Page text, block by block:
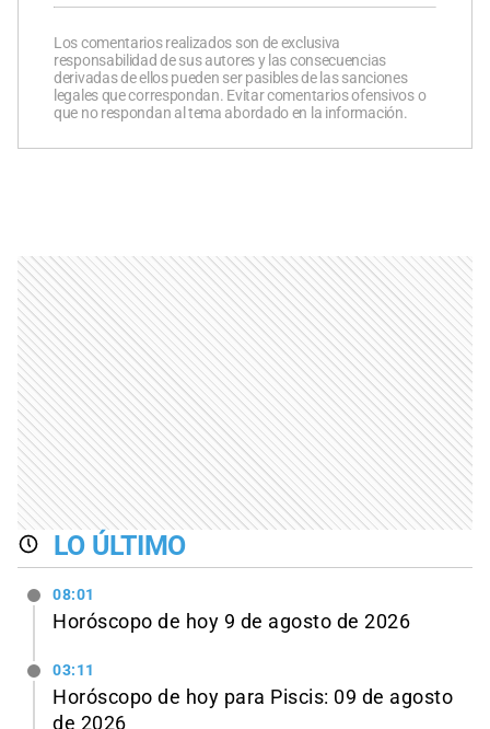
Los comentarios realizados son de exclusiva
responsabilidad de sus autores y las consecuencias
derivadas de ellos pueden ser pasibles de las sanciones
legales que correspondan. Evitar comentarios ofensivos o
que no respondan al tema abordado en la información.
LO ÚLTIMO
08:01
Horóscopo de hoy 9 de agosto de 2026
03:11
Horóscopo de hoy para Piscis: 09 de agosto
de 2026